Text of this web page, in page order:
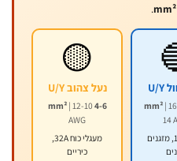
🟡
נעל צהוב U/Y
| 12-10
מעגלי כוח 32A,